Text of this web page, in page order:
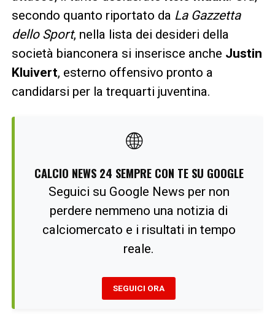
secondo quanto riportato da La Gazzetta
dello Sport, nella lista dei desideri della
società bianconera si inserisce anche Justin
Kluivert, esterno offensivo pronto a
candidarsi per la trequarti juventina.
🌐
CALCIO NEWS 24 SEMPRE CON TE SU GOOGLE
Seguici su Google News per non
perdere nemmeno una notizia di
calciomercato e i risultati in tempo
reale.
SEGUICI ORA